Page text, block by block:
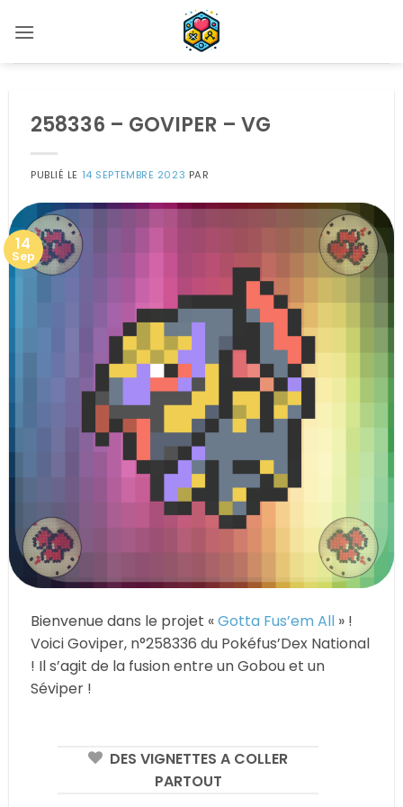
au
258336 – GOVIPER – VG
PUBLIÉ LE 14 SEPTEMBRE 2023 PAR
14
Sep
Bienvenue dans le projet «Gotta Fus’em All » !
Voici Goviper, n°258336 du Pokéfus’Dex National
! Il s’agit de la fusion entre un Gobou et un
Séviper !
DES VIGNETTES A COLLER
PARTOUT